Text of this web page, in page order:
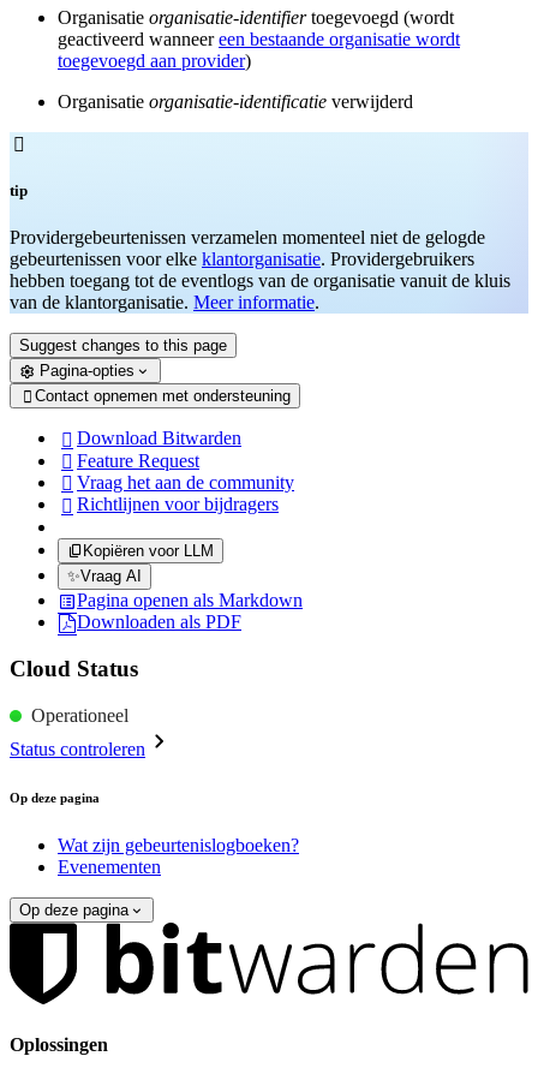
Organisatie organisatie-identifiertoegevoegd (wordt
geactiveerd wanneereen bestaande organisatie wordt
toegevoegd aan provider)
Organisatie organisatie-identificatie verwijderd

tip
Providergebeurtenissen verzamelen momenteel niet de gelogde
gebeurtenissen voor elke klantorganisatie. Providergebruikers
hebben toegang tot de eventlogs van de organisatie vanuit de kluis
van de klantorganisatie. Meer informatie.
Suggest changes to this page
Pagina-opties
 Contact opnemen met ondersteuning
 Download Bitwarden
 Feature Request
 Vraag het aan de community
 Richtlijnen voor bijdragers
Kopiëren voor LLM
✨Vraag AI
Pagina openen als Markdown
Downloaden als PDF
Cloud Status
Operationeel
Status controleren
Op deze pagina
Wat zijn gebeurtenislogboeken?
Evenementen
Op deze pagina
Oplossingen